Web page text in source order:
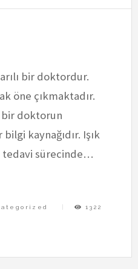
bir doktordur.
öne çıkmaktadır.
bir doktorun
kaynağıdır. Işık
tedavi sürecinde…
1322